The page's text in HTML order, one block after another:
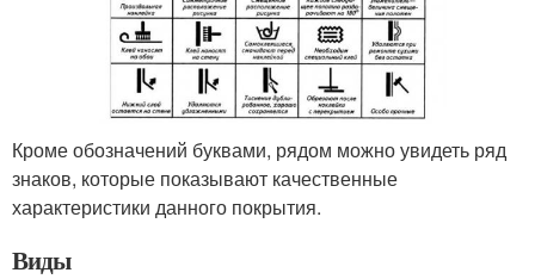
Кроме обозначений буквами, рядом можно увидеть ряд
знаков, которые показывают качественные
характеристики данного покрытия.
Виды